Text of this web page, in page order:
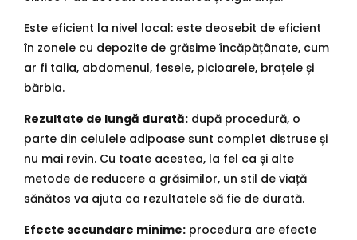
Este eficient la nivel local: este deosebit de eficient
în zonele cu depozite de grăsime încăpățânate, cum
ar fi talia, abdomenul, fesele, picioarele, brațele și
bărbia.
Rezultate de lungă durată: după procedură, o
parte din celulele adipoase sunt complet distruse și
nu mai revin. Cu toate acestea, la fel ca și alte
metode de reducere a grăsimilor, un stil de viață
sănătos va ajuta ca rezultatele să fie de durată.
Efecte secundare minime: procedura are efecte